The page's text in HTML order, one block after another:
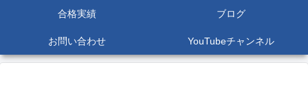
合格実績 ブログ
お問い合わせ YouTubeチャンネル